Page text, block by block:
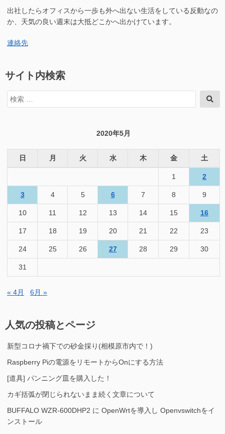
う
で
け
る
に
出社したらオフィスから一歩も外へ出ない生活をしている反動なの
か、天気の良い週末は大抵どこかへ出かけています。
連絡先
サイト内検索
検
索
索
2020年5月
日 月 火 水 木 金 土
1 2
3 4 5 6 7 8 9
10 11 12 13 14 15 16
17 18 19 20 21 22 23
24 25 26 27 28 29 30
31
« 4月 6月 »
人気の投稿とページ
新型コロナ禍下での砂金採り(相模原市内で！)
Raspberry Piの電源をリモートからOnにする方法
[道具] パンニング皿を購入した！
カギ括弧が閉じられないまま続く文章について
BUFFALO WZR-600DHP2 に OpenWrtを導入し Openvswitchをイ
ンストール